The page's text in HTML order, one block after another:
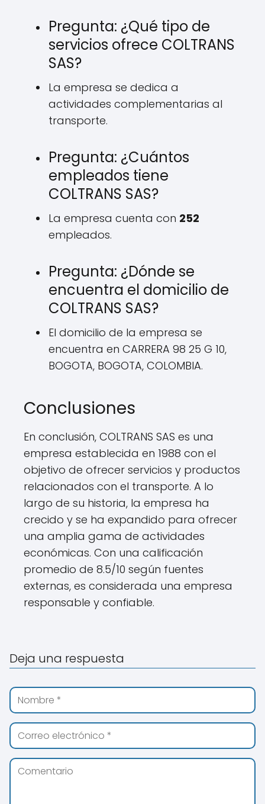
Pregunta: ¿Qué tipo de
servicios ofrece COLTRANS
SAS?
La empresa se dedica a
actividades complementarias al
transporte.
Pregunta: ¿Cuántos
empleados tiene
COLTRANS SAS?
La empresa cuenta con 252
empleados.
Pregunta: ¿Dónde se
encuentra el domicilio de
COLTRANS SAS?
El domicilio de la empresa se
encuentra en CARRERA 98 25 G 10,
BOGOTA, BOGOTA, COLOMBIA.
Conclusiones
En conclusión, COLTRANS SAS es una
empresa establecida en 1988 con el
objetivo de ofrecer servicios y productos
relacionados con el transporte. A lo
largo de su historia, la empresa ha
crecido y se ha expandido para ofrecer
una amplia gama de actividades
económicas. Con una calificación
promedio de 8.5/10 según fuentes
externas, es considerada una empresa
responsable y confiable.
Deja una respuesta